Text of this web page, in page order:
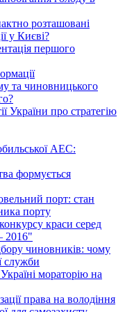
розташовані
у Києві?
першого
та чиновницького
України про стратегію
АЕС:
формується
порт: стан
порту
краси серед
2016"
чиновників: чому
служби
мораторію на
права на володіння